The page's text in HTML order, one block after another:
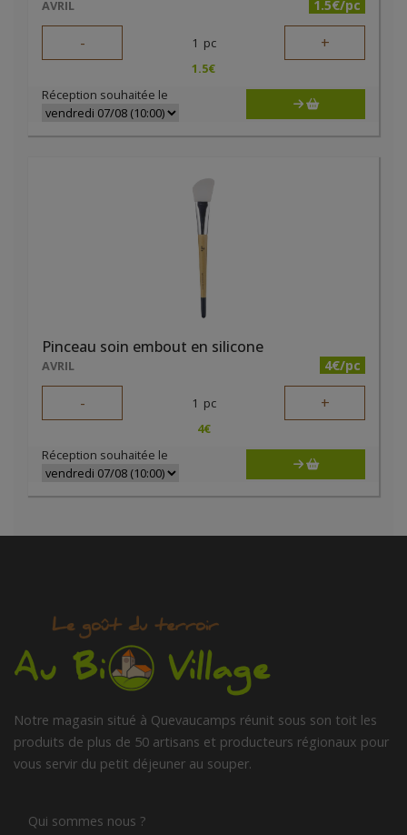
AVRIL 1.5€/pc
- 1 pc +
1.5€
Réception souhaitée le
Pinceau soin embout en silicone
AVRIL 4€/pc
- 1 pc +
4€
Réception souhaitée le
Notre magasin situé à Quevaucamps réunit sous son toit les
produits de plus de 50 artisans et producteurs régionaux pour
vous servir du petit déjeuner au souper.
Qui sommes nous ?